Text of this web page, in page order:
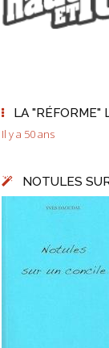
LA "RÉFORME"
Il y a 50 ans
NOTULES